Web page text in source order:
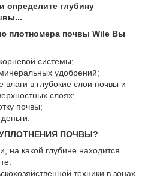
определите глубину
плотномера почвы Wile Вы
системы;
удобрений;
влаги в глубокие слои почвы и
слоях;
почвы;
ПОЧВЫ?
на какой глубине находится
техники в зонах